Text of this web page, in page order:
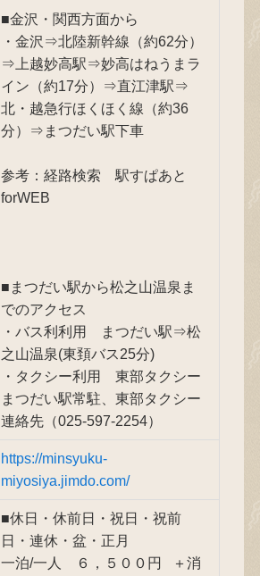
■金沢・関西方面から
・金沢⇒北陸新幹線（約62分）
⇒上越妙高駅⇒妙高はねうまラ
イン（約17分）⇒直江津駅⇒
北・越急行ほくほく線（約36
分）⇒まつだい駅下車
参考：経路検索 駅すぱあと
forWEB
■まつだい駅から松之山温泉ま
でのアクセス
・バス利利用 まつだい駅⇒松
之山温泉(東頚バス25分)
・タクシー利用 東部タクシー
まつだい駅常駐、東部タクシー
連絡先（025-597-2254）
https://minsyuku-
miyosiya.jimdo.com/
■休日・休前日・祝日・祝前
日・連休・盆・正月
一泊/一人 ６，５００円 ＋消